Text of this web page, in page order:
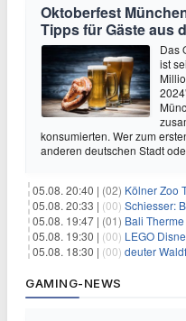
Oktoberfest
Tipps für Gäste aus
Das
ist
konsumierten. Wer zum
anderen deutschen Stadt
05.08. 20:40 | (02) Kölner Zoo
05.08. 20:33 | (00) Schiesser: Bis
05.08. 19:47 | (01) Bali Therme inkl.
05.08. 19:30 | (00) LEGO Disney
05.08. 18:30 | (00) deuter
GAMING-NEWS